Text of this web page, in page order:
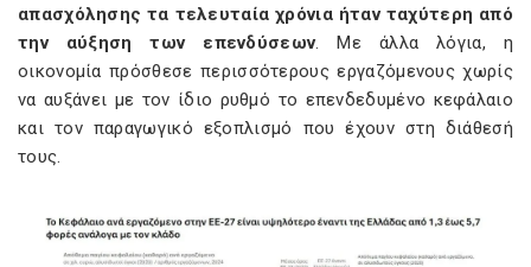
απασχόλησης τα τελευταία χρόνια ήταν ταχύτερη από
την αύξηση των επενδύσεων. Με άλλα λόγια, η
οικονομία πρόσθεσε περισσότερους εργαζόμενους χωρίς
να αυξάνει με τον ίδιο ρυθμό το επενδεδυμένο κεφάλαιο
και τον παραγωγικό εξοπλισμό που έχουν στη διάθεσή
τους.